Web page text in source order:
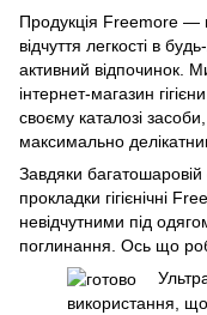
Продукція Freemore —
відчуття легкості в
активний відпочинок.
інтернет-магазин
своєму каталозі
максимально
Завдяки
прокладки гігієнічні
невідчутними під
поглинання. Ось що
використання,